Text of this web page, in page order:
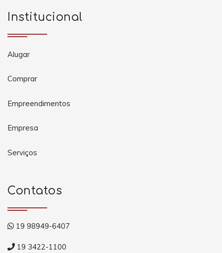
Institucional
Alugar
Comprar
Empreendimentos
Empresa
Serviços
Contatos
19 98949-6407
19 3422-1100